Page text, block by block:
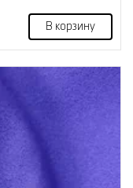
В корзину